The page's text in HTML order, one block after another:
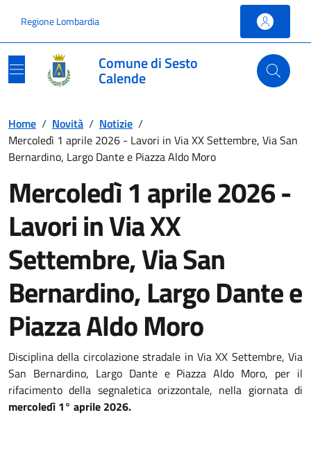
Regione Lombardia
Comune di Sesto
Calende
Home / Novità / Notizie /
Mercoledì 1 aprile 2026 - Lavori in Via XX Settembre, Via San
Bernardino, Largo Dante e Piazza Aldo Moro
Mercoledì 1 aprile 2026 -
Lavori in Via XX
Settembre, Via San
Bernardino, Largo Dante e
Piazza Aldo Moro
Disciplina della circolazione stradale in Via XX Settembre, Via
San Bernardino, Largo Dante e Piazza Aldo Moro, per il
rifacimento della segnaletica orizzontale, nella giornata di
mercoledì 1° aprile 2026.